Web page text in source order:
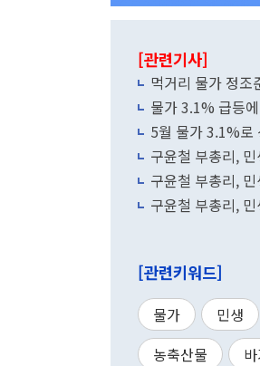
[관련기사]
먹거리 물가 정
물가 3.1% 급등
5월 물가 3.1%
구윤철 부총리,
구윤철 부총리,
구윤철 부총리,
[관련키워드]
물가 민생
농축산물